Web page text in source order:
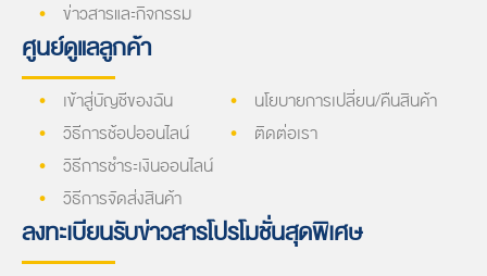
ข่าวสารและกิจกรรม
ศูนย์ดูแลลูกค้า
เข้าสู่บัญชีของฉัน
วิธีการช้อปออนไลน์
วิธีการชำระเงินออนไลน์
วิธีการจัดส่งสินค้า
นโยบายการเปลี่ยน/คืนสินค้า
ติดต่อเรา
ลงทะเบียนรับข่าวสารโปรโมชั่นสุดพิเศษ